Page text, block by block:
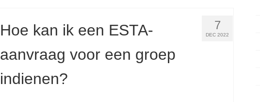
7
DEC 2022
Hoe kan ik een ESTA-
aanvraag voor een groep
indienen?